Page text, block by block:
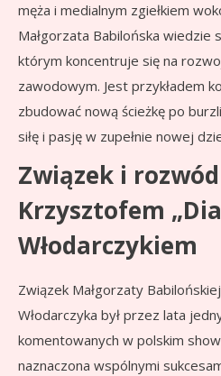
męża i medialnym zgiełkiem
Małgorzata Babilońska wiedzie
którym koncentruje się na
zawodowym. Jest przykładem
zbudować nową ścieżkę po
siłę i pasję w zupełnie nowej
Związek i
Krzysztofem
Włodarczykiem
Związek Małgorzaty
Włodarczyka był przez lata
komentowanych w polskim
naznaczona wspólnymi